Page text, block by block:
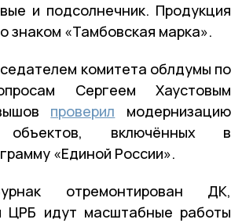
и подсолнечник. Продукция
знаком «Тамбовская марка».
комитета облдумы по
Сергеем Хаустовым
проверил модернизацию
объектов, включённых в
«Единой России».
отремонтирован ДК,
ЦРБ идут масштабные работы